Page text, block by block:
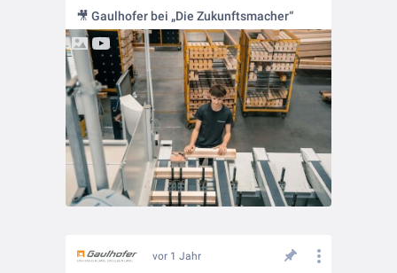
🎥 Gaulhofer bei „Die Zukunftsmacher“
vor 1 Jahr